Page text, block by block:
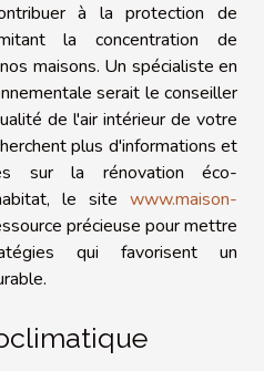
à la protection de
la concentration de
maisons. Un spécialiste en
serait le conseiller
de l'air intérieur de votre
plus d'informations et
sur la rénovation éco-
le site www.maison-
précieuse pour mettre
qui favorisent un